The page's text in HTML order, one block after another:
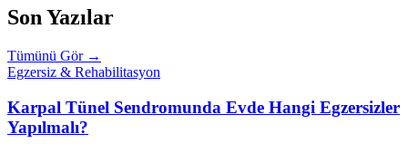
Son Yazılar
Tümünü Gör →
Egzersiz & Rehabilitasyon
Karpal Tünel Sendromunda Evde Hangi Egzersizler
Yapılmalı?